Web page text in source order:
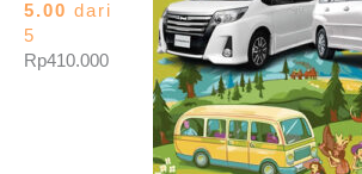
5.00 dari
5
Rp410.000